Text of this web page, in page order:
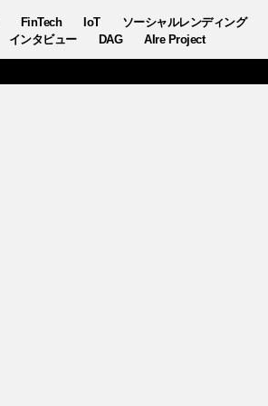
FinTech IoT ソーシャルレンディング
インタビュー DAG AIre Project